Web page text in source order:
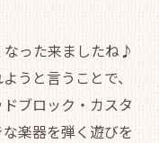
った来ましたね♪
うと言うことで、
ブロック・カスタ
楽器を弾く遊びを